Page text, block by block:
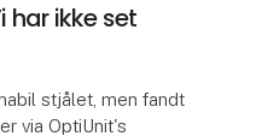
har ikke set
stjålet, men fandt
via OptiUnit's